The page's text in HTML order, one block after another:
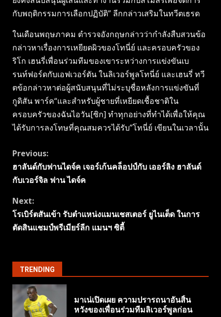
กับพฤติกรรมการเลือกปฏิบัติ” ลีกกล่าวเสริมในทวีตเธรด
ในเดือนพฤษภาคม ตำรวจอังกฤษกล่าวว่ากำลังสืบสวนข้อ
กล่าวหาเรื่องการเหยียดผิวของโทนี่ย์ และครอบครัวของ
ริโก เฮนรี่เพื่อนร่วมทีมของเขาระหว่างการแข่งขันเบ
รนท์ฟอร์ดกับเอฟเวอร์ตัน ในลิเวอร์พูลโทนี่ย์ และเฮนรี่ ทวี
ตข้อกล่าวหาต่อผู้สนับสนุนที่ไม่ระบุชื่อหลังการแข่งขันที่
กูดิสัน พาร์ค“และสำหรับผู้ชายที่เหยียดเชื้อชาติใน
ครอบครัวของฉันไอวัน[ซิก] ทำทุกอย่างที่ทำได้เพื่อให้คุณ
ได้รับการลงโทษที่คุณสมควรได้รับ”โทนี่ย์ เขียนในเวลานั้น
Continue
Reading
Previous:
ฮาลันด์กับฟานไดจ์ค เจอร์เก้นคล็อปป์กับ เออร์ลิง ฮาลันด์
กับเวอร์จิล ฟาน ไดจ์ค
Next:
โรเบิร์ตสันเข้า รับตำแหน่งแมนเชสเตอร์ ยูไนเต็ด ในการ
ตัดสินแชมป์พรีเมียร์ลีก แมนฯ ซิตี้
TRENDING
มาเน่เปิดเผย ความปรารถนาอันสิ้น
หวังของเพื่อนร่วมทีมลิเวอร์พูลก่อน